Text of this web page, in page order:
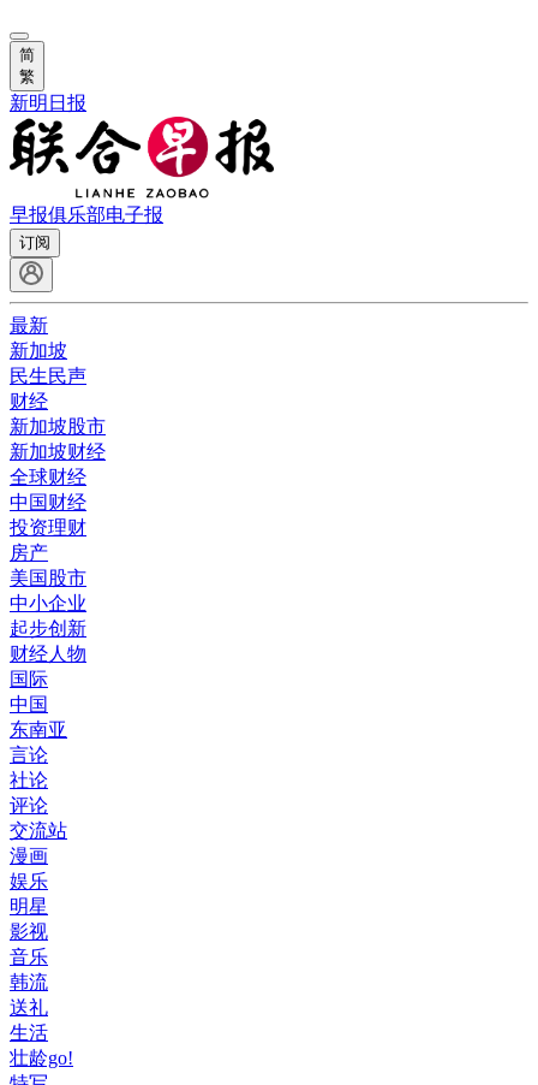
简
繁
新明日报
早报俱乐部电子报
订阅
最新
新加坡
民生民声
财经
新加坡股市
新加坡财经
全球财经
中国财经
投资理财
房产
美国股市
中小企业
起步创新
财经人物
国际
中国
东南亚
言论
社论
评论
交流站
漫画
娱乐
明星
影视
音乐
韩流
送礼
生活
壮龄go!